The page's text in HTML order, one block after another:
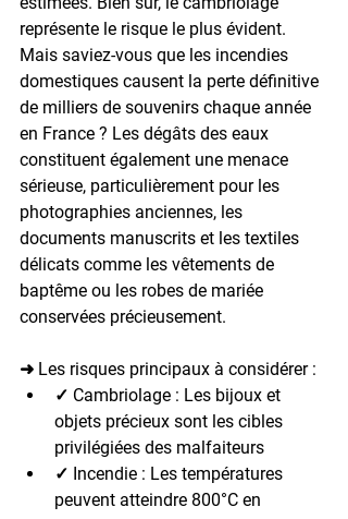
représente le risque le plus évident.
Mais saviez-vous que les incendies
domestiques causent la perte définitive
de milliers de souvenirs chaque année
en France ? Les dégâts des eaux
constituent également une menace
sérieuse, particulièrement pour les
photographies anciennes, les
documents manuscrits et les textiles
délicats comme les vêtements de
baptême ou les robes de mariée
conservées précieusement.
➜ Les risques principaux à considérer :
✓ Cambriolage : Les bijoux et
objets précieux sont les cibles
privilégiées des malfaiteurs
✓ Incendie : Les températures
peuvent atteindre 800°C en